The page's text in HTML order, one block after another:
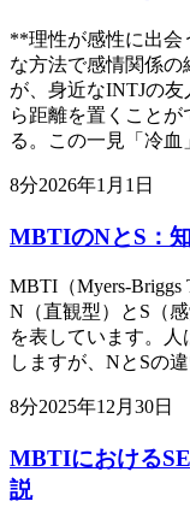
**理性が感性に出会
な方法で感情関係
が、身近なINTJの
ら距離を置くこと
る。この一見「冷血
8分2026年1月1日
MBTIのNとS：
MBTI（Myers-Briggs
N（直観型）とS（
を表しています。
しますが、NとSの
8分2025年12月30日
MBTIにおける
説